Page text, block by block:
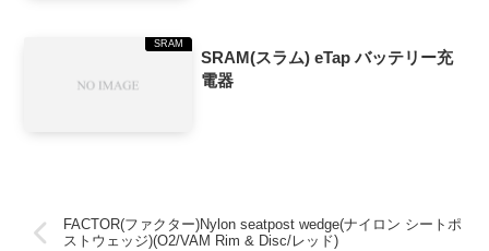
SRAM
SRAM(スラム) eTap バッテリー充
電器
FACTOR(ファクター)Nylon seatpost wedge(ナイロン シートポ
ストウェッジ)(O2/VAM Rim & Disc/レッド)